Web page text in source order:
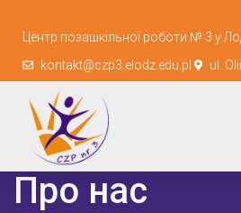
Центр позашкільної роботи № 3 у
kontakt@czp3.elodz.edu.pl
ul.
Про нас